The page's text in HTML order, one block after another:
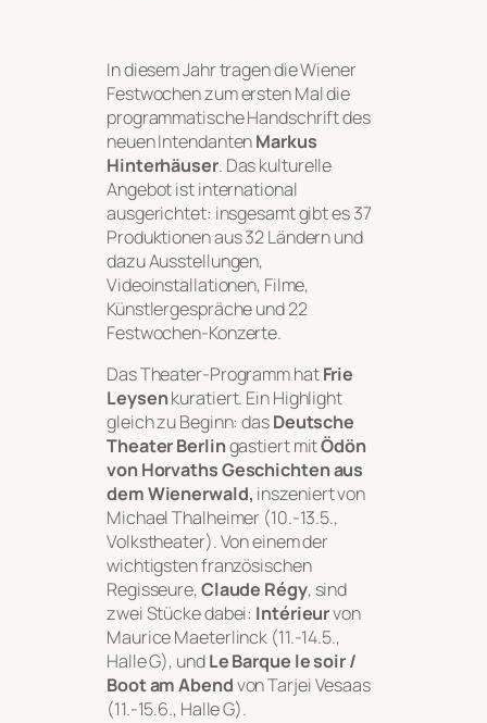
In diesem Jahr tragen die Wiener
Festwochen zum ersten Mal die
programmatische Handschrift des
neuen IntendantenMarkus
Hinterhäuser. Das kulturelle
Angebot ist international
ausgerichtet: insgesamt gibt es 37
Produktionen aus 32 Ländern und
dazu Ausstellungen,
Videoinstallationen, Filme,
Künstlergespräche und 22
Festwochen-Konzerte.
Das Theater-Programm hatFrie
Leysenkuratiert. Ein Highlight
gleich zu Beginn: dasDeutsche
Theater Berlingastiert mitÖdön
von HorvathsGeschichten aus
dem Wienerwald, inszeniert von
Michael Thalheimer (10.-13.5.,
Volkstheater). Von einem der
wichtigsten französischen
Regisseure, Claude Régy, sind
zwei Stücke dabei: Intérieurvon
Maurice Maeterlinck (11.-14.5.,
Halle G), undLe Barque le soir /
Boot am Abendvon Tarjei Vesaas
(11.-15.6., Halle G).